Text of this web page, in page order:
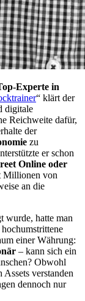
Experte in
“ klärt der
digitale
Reichweite dafür,
der
zu
er schon
Online oder
Millionen von
an die
wurde, hatte man
einer Währung:
– kann sich ein
Obwohl
verstanden
dennoch nur